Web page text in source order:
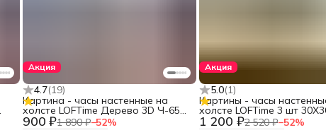
Акция
4.7(19)
900 ₽1 890 ₽−52%
Картина - часы настенные на
холсте LOFTime Дерево 3D Ч-653-
3555
Акция
5.0(1)
1 200 ₽2 520 ₽−52%
Картины - часы
холсте LOFTime 3 шт
ТРАВЫ ПРОВАНС Ч-634-